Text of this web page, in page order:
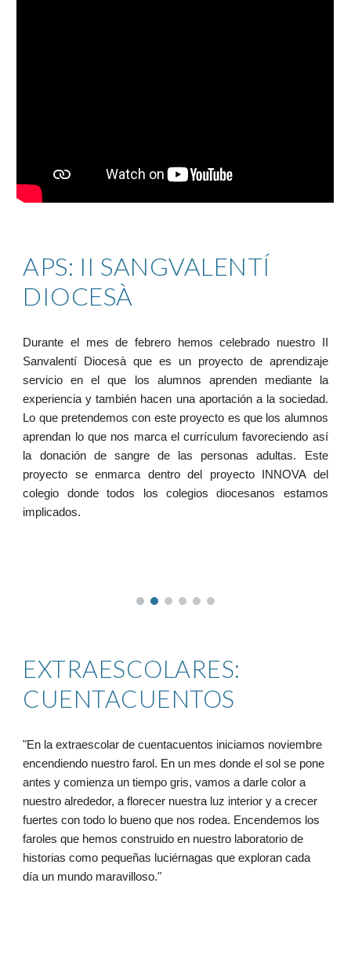
APS: II SANGVALENTÍ
DIOCESÀ
Durante el mes de febrero hemos celebrado nuestro II
Sanvalentí Diocesà que es un proyecto de aprendizaje
servicio en el que los alumnos aprenden mediante la
experiencia y también hacen una aportación a la sociedad.
Lo que pretendemos con este proyecto es que los alumnos
aprendan lo que nos marca el currículum favoreciendo así
la donación de sangre de las personas adultas. Este
proyecto se enmarca dentro del proyecto INNOVA del
colegio donde todos los colegios diocesanos estamos
implicados.
EXTRAESCOLARES:
CUENTACUENTOS
"En la extraescolar de cuentacuentos iniciamos noviembre
encendiendo nuestro farol. En un mes donde el sol se pone
antes y comienza un tiempo gris, vamos a darle color a
nuestro alrededor, a florecer nuestra luz interior y a crecer
fuertes con todo lo bueno que nos rodea. Encendemos los
faroles que hemos construido en nuestro laboratorio de
historias como pequeñas luciérnagas que exploran cada
día un mundo maravilloso."